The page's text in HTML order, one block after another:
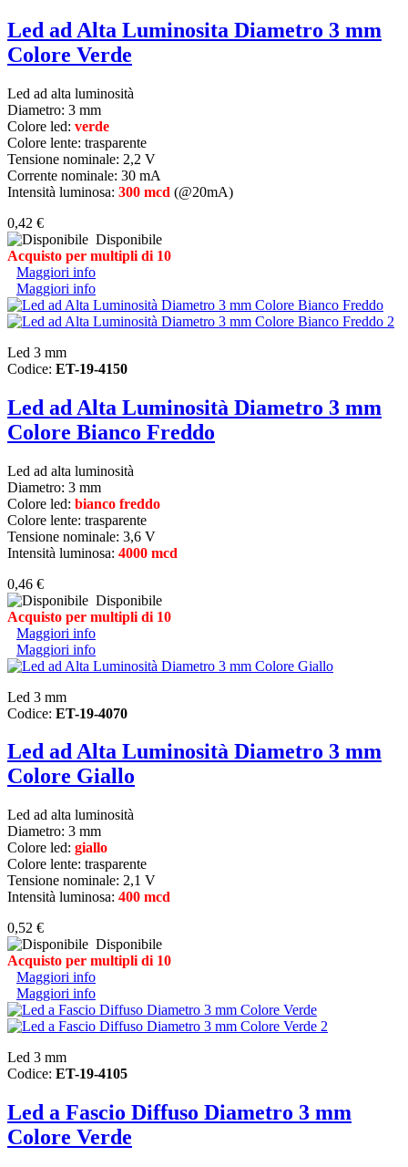
Led ad Alta Luminosita Diametro 3 mm
Colore Verde
Led ad alta luminosità
Diametro: 3 mm
Colore led: verde
Colore lente: trasparente
Tensione nominale: 2,2 V
Corrente nominale: 30 mA
Intensità luminosa: 300 mcd (@20mA)
0,42 €
Disponibile
Acquisto per multipli di 10
Maggiori info
Maggiori info
Led 3 mm
Codice: ET-19-4150
Led ad Alta Luminosità Diametro 3 mm
Colore Bianco Freddo
Led ad alta luminosità
Diametro: 3 mm
Colore led: bianco freddo
Colore lente: trasparente
Tensione nominale: 3,6 V
Intensità luminosa: 4000 mcd
0,46 €
Disponibile
Acquisto per multipli di 10
Maggiori info
Maggiori info
Led 3 mm
Codice: ET-19-4070
Led ad Alta Luminosità Diametro 3 mm
Colore Giallo
Led ad alta luminosità
Diametro: 3 mm
Colore led: giallo
Colore lente: trasparente
Tensione nominale: 2,1 V
Intensità luminosa: 400 mcd
0,52 €
Disponibile
Acquisto per multipli di 10
Maggiori info
Maggiori info
Led 3 mm
Codice: ET-19-4105
Led a Fascio Diffuso Diametro 3 mm
Colore Verde